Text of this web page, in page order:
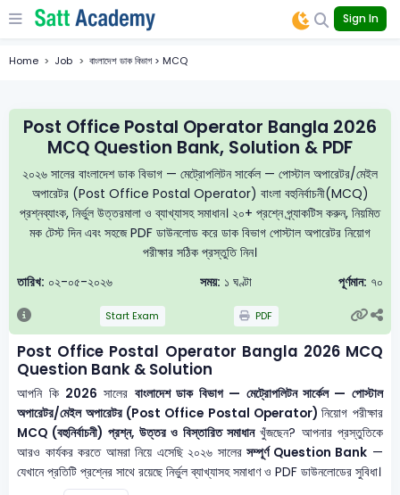
Sign In
Home Job বাংলাদেশ ডাক বিভাগ > MCQ
Post Office Postal Operator Bangla 2026
MCQ Question Bank, Solution & PDF
২০২৬ সালের বাংলাদেশ ডাক বিভাগ — মেট্রোপলিটন সার্কেল — পোস্টাল অপারেটর/মেইল
অপারেটর (Post Office Postal Operator) বাংলা বহুনির্বাচনী(MCQ)
প্রশ্নব্যাংক, নির্ভুল উত্তরমালা ও ব্যাখ্যাসহ সমাধান। ২০+ প্রশ্নে প্র্যাকটিস করুন, নিয়মিত
মক টেস্ট দিন এবং সহজে PDF ডাউনলোড করে ডাক বিভাগ পোস্টাল অপারেটর নিয়োগ
পরীক্ষার সঠিক প্রস্তুতি নিন।
তারিখ: ০২-০৫-২০২৬ সময়: ১ ঘণ্টা পূর্ণমান: ৭০
Start Exam PDF
Post Office Postal Operator Bangla 2026 MCQ
Question Bank & Solution
আপনি কি 2026 সালের বাংলাদেশ ডাক বিভাগ — মেট্রোপলিটন সার্কেল — পোস্টাল
অপারেটর/মেইল অপারেটর (Post Office Postal Operator)নিয়োগ পরীক্ষার
MCQ (বহুনির্বাচনী) প্রশ্ন, উত্তর ও বিস্তারিত সমাধানখুঁজছেন? আপনার প্রস্তুতিকে
আরও কার্যকর করতে আমরা নিয়ে এসেছি ২০২৬ সালেরসম্পূর্ণ Question Bank —
যেখানে প্রতিটি প্রশ্নের সাথে রয়েছে নির্ভুল ব্যাখ্যাসহ সমাধাণ ও PDF ডাউনলোডের সুবিধা।